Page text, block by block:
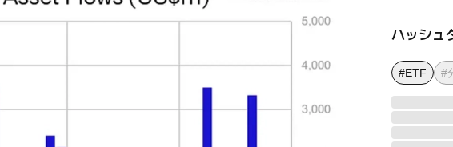
ハッシュ
#ETF #